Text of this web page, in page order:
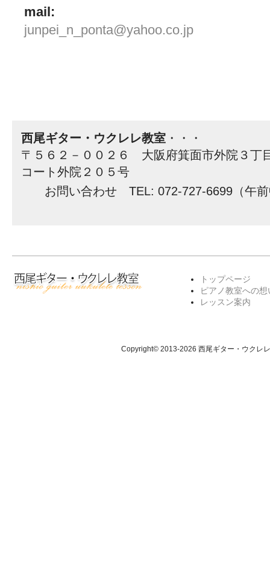
mail:
junpei_n_ponta@yahoo.co.jp
西尾ギター・ウクレレ教室 ・・・
〒５６２－００２６ 大阪府箕面市外院３
コート外院２０５号
お問い合わせ TEL: 072-727-6699（午
トップページ
ピアノ教室への想
レッスン案内
Copyright© 2013-2026 西尾ギター・ウクレ